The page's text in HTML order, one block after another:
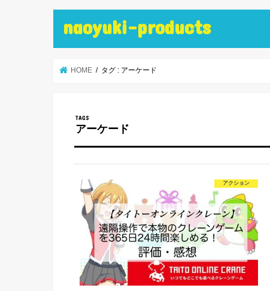
naoyuki-products
HOME タグ : アーケード
アーケード
アクション